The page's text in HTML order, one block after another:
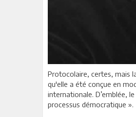
Protocolaire, certes, mais
qu'elle a été conçue en
internationale. D’emblée,
processus démocratique ».